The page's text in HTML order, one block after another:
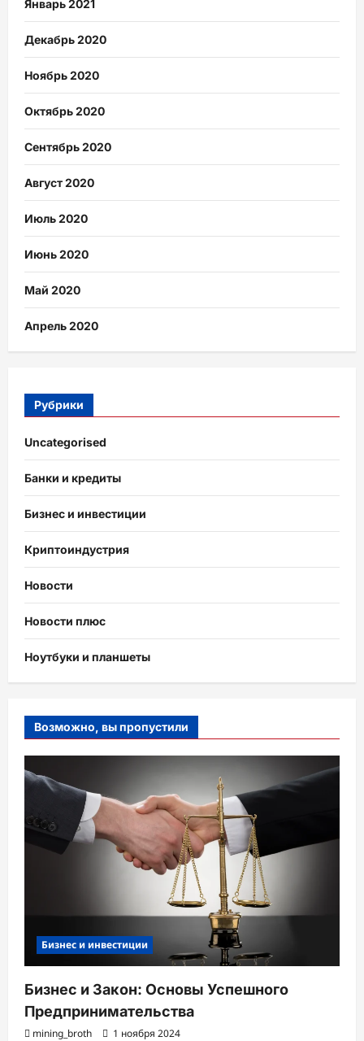
Январь 2021
Декабрь 2020
Ноябрь 2020
Октябрь 2020
Сентябрь 2020
Август 2020
Июль 2020
Июнь 2020
Май 2020
Апрель 2020
Рубрики
Uncategorised
Банки и кредиты
Бизнес и инвестиции
Криптоиндустрия
Новости
Новости плюс
Ноутбуки и планшеты
Возможно, вы пропустили
Бизнес и инвестиции
Бизнес и Закон: Основы Успешного
Предпринимательства
mining_broth 1 ноября 2024